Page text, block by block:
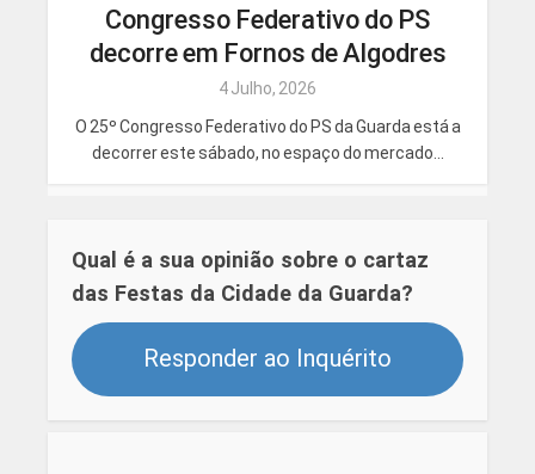
Congresso Federativo do PS
decorre em Fornos de Algodres
4 Julho, 2026
O 25º Congresso Federativo do PS da Guarda está a
decorrer este sábado, no espaço do mercado...
Qual é a sua opinião sobre o cartaz
das Festas da Cidade da Guarda?
Responder ao Inquérito